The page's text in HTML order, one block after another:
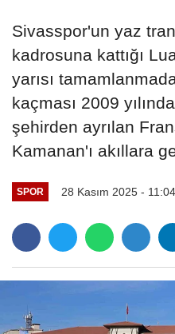
Sivasspor'un yaz
kadrosuna kattığı
yarısı
kaçması 2009
şehirden ayrılan
Kamanan'ı akıllara
SPOR 28 Kasım 2025 - 11:04